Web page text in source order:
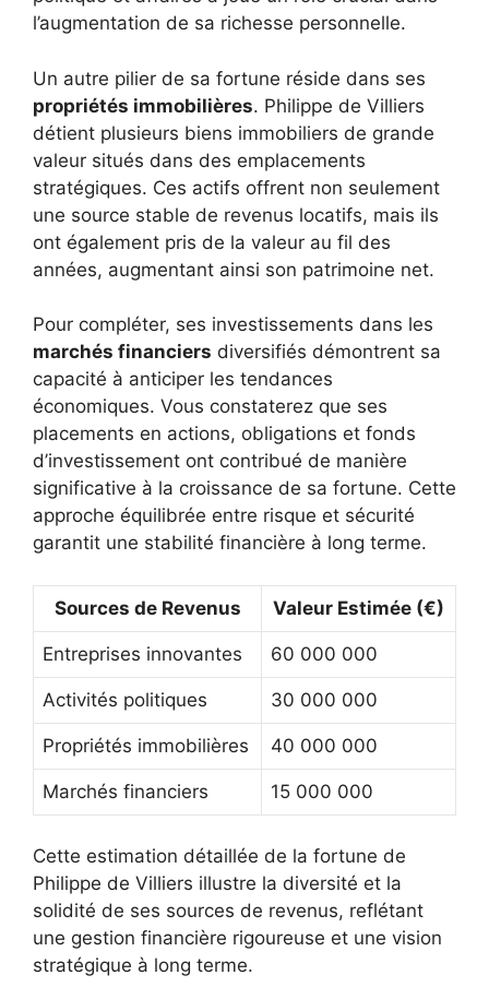
l’augmentation de sa richesse personnelle.
Un autre pilier de sa fortune réside dans ses
propriétés immobilières. Philippe de Villiers
détient plusieurs biens immobiliers de grande
valeur situés dans des emplacements
stratégiques. Ces actifs offrent non seulement
une source stable de revenus locatifs, mais ils
ont également pris de la valeur au fil des
années, augmentant ainsi son patrimoine net.
Pour compléter, ses investissements dans les
marchés financiers diversifiés démontrent sa
capacité à anticiper les tendances
économiques. Vous constaterez que ses
placements en actions, obligations et fonds
d’investissement ont contribué de manière
significative à la croissance de sa fortune. Cette
approche équilibrée entre risque et sécurité
garantit une stabilité financière à long terme.
Sources de Revenus Valeur Estimée (€)
Entreprises innovantes 60 000 000
Activités politiques 30 000 000
Propriétés immobilières 40 000 000
Marchés financiers 15 000 000
Cette estimation détaillée de la fortune de
Philippe de Villiers illustre la diversité et la
solidité de ses sources de revenus, reflétant
une gestion financière rigoureuse et une vision
stratégique à long terme.